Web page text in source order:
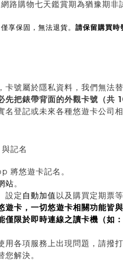
路購物七天鑑賞期為猶豫期非
享保固，無法退貨。 請保留購買時
卡號屬於隱私資料，我們無法
先把錶帶背面的外觀卡號（共
名登記或未來各種悠遊卡公司
記名
將悠遊卡記名。
站。
設定 自動加值以及購買定期票等
遊卡，一切悠遊卡相關功能皆
僅限於即時連線之讀卡機（如
用各項服務上出現問題，請
解決。